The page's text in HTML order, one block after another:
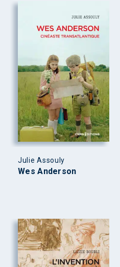
Julie Assouly
Wes Anderson